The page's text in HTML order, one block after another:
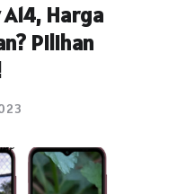
Harga
Pilihan